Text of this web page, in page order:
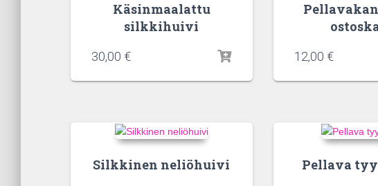
Käsinmaalattu
silkkihuivi
30,00 € 12,00 €
Silkkinen neliöhuivi Pellava